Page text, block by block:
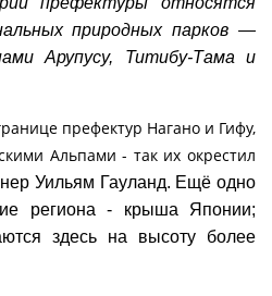
природных парков —
Арупусу, Титибу-Тама и
префектур Нагано и Гифу,
Альпами - так их окрестил
Уильям Гауланд. Ещё одно
региона - крыша Японии;
здесь на высоту более